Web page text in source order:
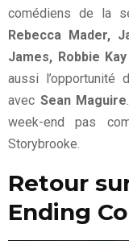
comédiens de la
Rebecca Mader,
James, Robbie Kay
aussi l’opportunité
avec Sean Maguire
week-end pas
Storybrooke.
Retour
Ending